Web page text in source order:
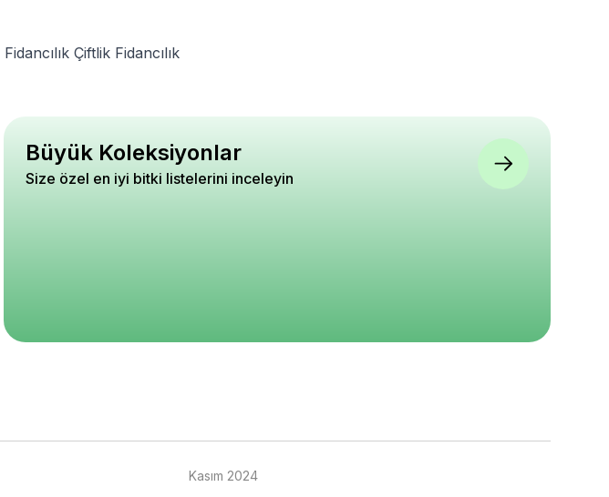
Çiftlik Fidancılık
Büyük Koleksiyonlar
Size özel en iyi bitki listelerini inceleyin
Kasım 2024